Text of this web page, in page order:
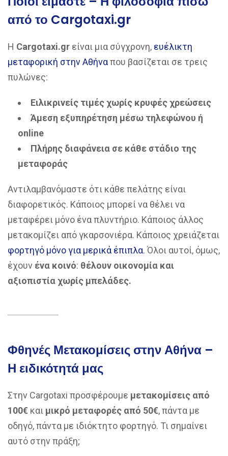
από το Cargotaxi.gr
Η Cargotaxi.gr είναι μια σύγχρονη, ευέλικτη
μεταφορική στην Αθήναπου βασίζεται σε τρεις
πυλώνες:
Ειλικρινείς τιμές χωρίς κρυφές χρεώσεις
Άμεση εξυπηρέτηση μέσω τηλεφώνου ή
online
Πλήρης διαφάνεια σε κάθε στάδιο της
μεταφοράς
Αντιλαμβανόμαστε ότι κάθε πελάτης είναι
διαφορετικός. Κάποιος μπορεί να θέλει να
μεταφέρει μόνο ένα πλυντήριο. Κάποιος άλλος
μετακομίζει από γκαρσονιέρα. Κάποιος χρειάζεται
φορτηγό μόνο για μερικά έπιπλα. Όλοι αυτοί, όμως,
έχουν ένα κοινό: θέλουν οικονομία και
αξιοπιστία χωρίς μπελάδες.
Φθηνές Μετακομίσεις στην Αθήνα –
Η ειδικότητά μας
Στην Cargotaxi προσφέρουμε μετακομίσεις από
100€ και μικρό μεταφορές από 50€, πάντα με
οδηγό, πάντα με ιδιόκτητο φορτηγό. Τι σημαίνει
αυτό στην πράξη;